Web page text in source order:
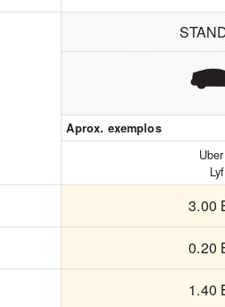
Aprox. exemplos
3.00
0.20
1.40